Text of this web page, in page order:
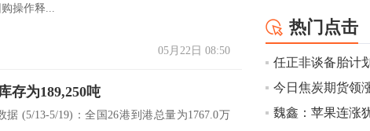
操作释...
05月22日 08:50
存为189,250吨
(5/13-5/19)：全国26港到港总量为1767.0万
幅扩大至4.4%。
10:43
【行情】芝加哥
月玉米期货跌
热门点击